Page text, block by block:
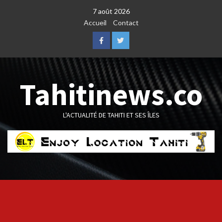
7 août 2026
Accueil
Contact
FacebookTwitter
Tahitinews.co
L'ACTUALITÉ DE TAHITI ET SES ÎLES